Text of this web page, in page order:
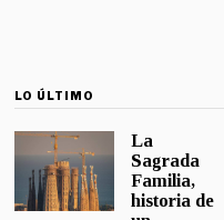
LO ÚLTIMO
La
Sagrada
Familia,
historia de